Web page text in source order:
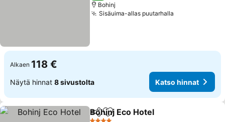
Bohinj
Sisäuima-allas puutarhalla
Alkaen 118 €
Näytä hinnat 8 sivustolta Katso hinnat
Jaa Lisää suosikkeihin
Bohinj Eco Hotel